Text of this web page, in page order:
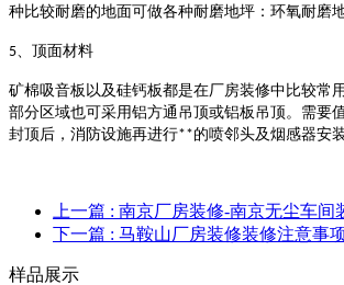
种比较耐磨的地面可做各种耐磨地坪：环氧耐磨
5 、顶面材料
矿棉吸音板以及硅钙板都是在厂房装修中比较常
部分区域也可采用铝方通吊顶或铝板吊顶。需要
封顶后，消防设施再进行**的喷邻头及烟感器安装
上一篇 : 南京厂房装修-南京无尘车间
下一篇 : 马鞍山厂房装修装修注意事
样品展示